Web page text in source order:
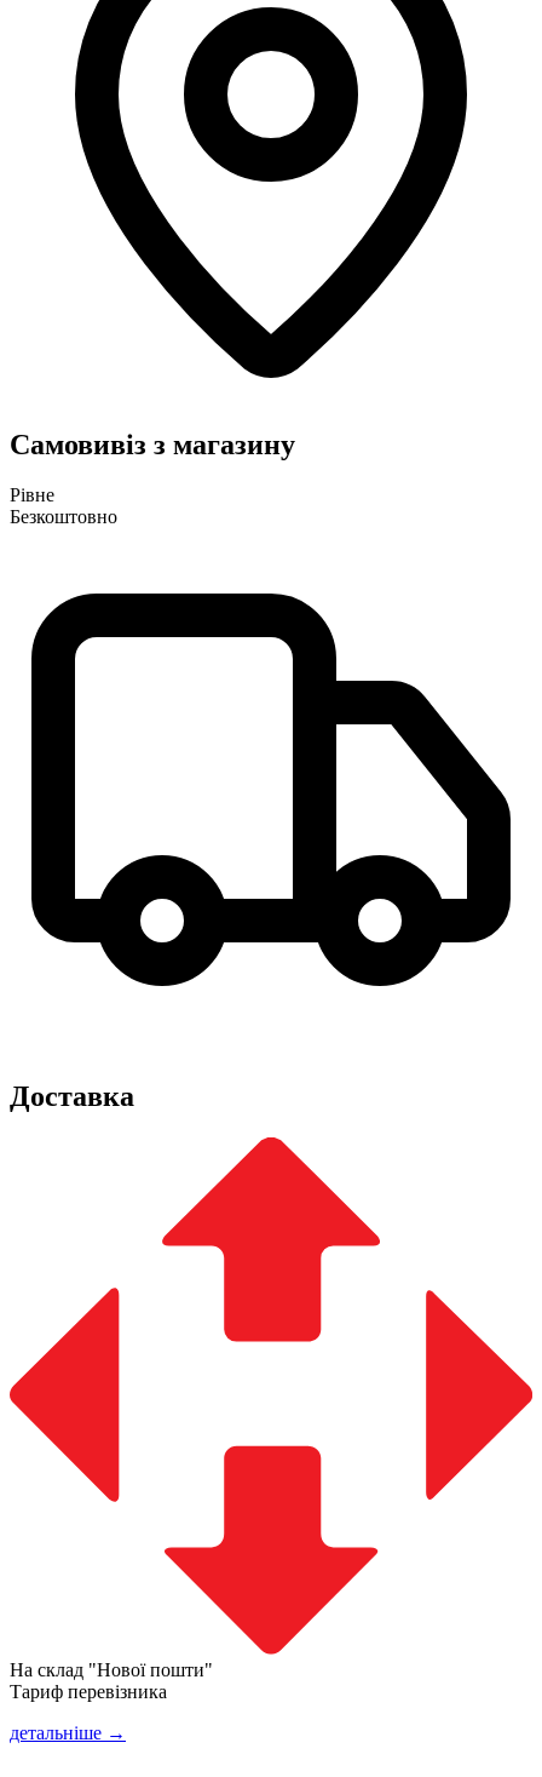
Самовивіз з магазину
Рівне
Безкоштовно
Доставка
На склад "Нової пошти"
Тариф перевізника
детальніше →